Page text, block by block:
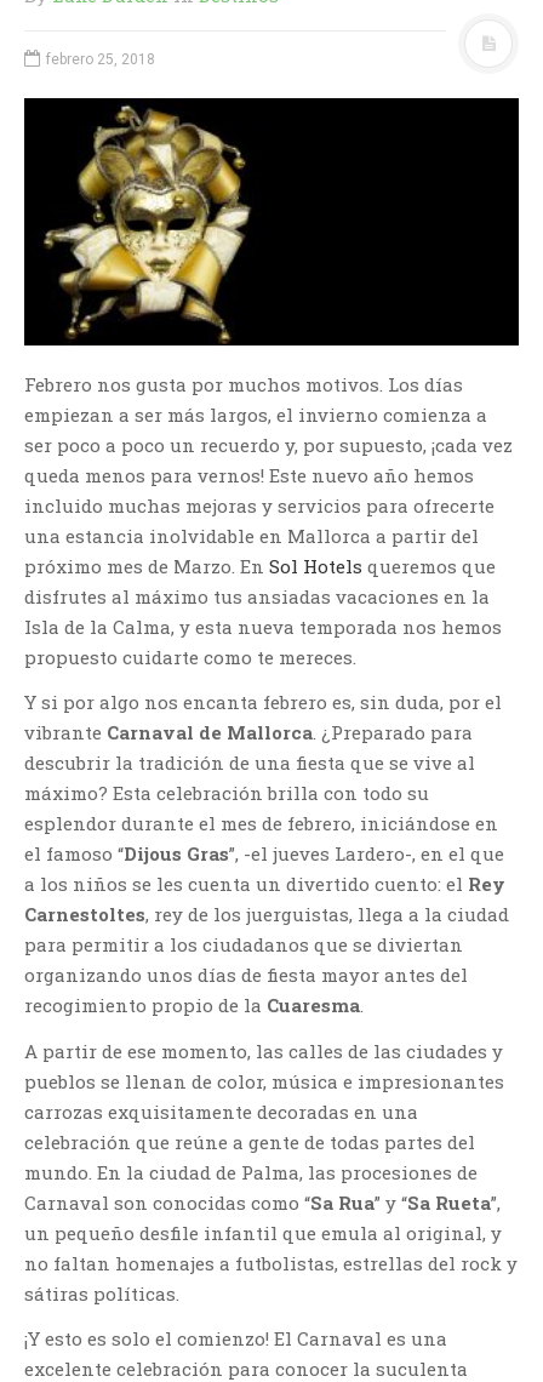
febrero 25, 2018
Febrero nos gusta por muchos motivos. Los días
empiezan a ser más largos, el invierno comienza a
ser poco a poco un recuerdo y, por supuesto, ¡cada vez
queda menos para vernos! Este nuevo año hemos
incluido muchas mejoras y servicios para ofrecerte
una estancia inolvidable en Mallorca a partir del
próximo mes de Marzo. En Sol Hotels queremos que
disfrutes al máximo tus ansiadas vacaciones en la
Isla de la Calma, y esta nueva temporada nos hemos
propuesto cuidarte como te mereces.
Y si por algo nos encanta febrero es, sin duda, por el
vibrante Carnaval de Mallorca. ¿Preparado para
descubrir la tradición de una fiesta que se vive al
máximo? Esta celebración brilla con todo su
esplendor durante el mes de febrero, iniciándose en
el famoso “Dijous Gras”, -el jueves Lardero-, en el que
a los niños se les cuenta un divertido cuento: el Rey
Carnestoltes, rey de los juerguistas, llega a la ciudad
para permitir a los ciudadanos que se diviertan
organizando unos días de fiesta mayor antes del
recogimiento propio de la Cuaresma.
A partir de ese momento, las calles de las ciudades y
pueblos se llenan de color, música e impresionantes
carrozas exquisitamente decoradas en una
celebración que reúne a gente de todas partes del
mundo. En la ciudad de Palma, las procesiones de
Carnaval son conocidas como “Sa Rua” y “Sa Rueta”,
un pequeño desfile infantil que emula al original, y
no faltan homenajes a futbolistas, estrellas del rock y
sátiras políticas.
¡Y esto es solo el comienzo! El Carnaval es una
excelente celebración para conocer la suculenta